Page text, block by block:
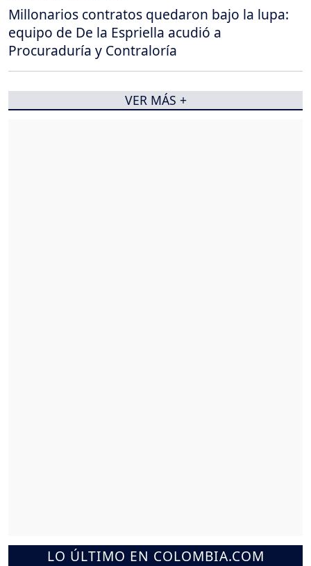
LO ÚLTIMO EN COLOMBIA.COM
Millonarios contratos quedaron bajo la lupa:
equipo de De la Espriella acudió a
Procuraduría y Contraloría
VER MÁS +